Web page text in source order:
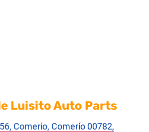
Luisito Auto Parts
Comerio, Comerío 00782,